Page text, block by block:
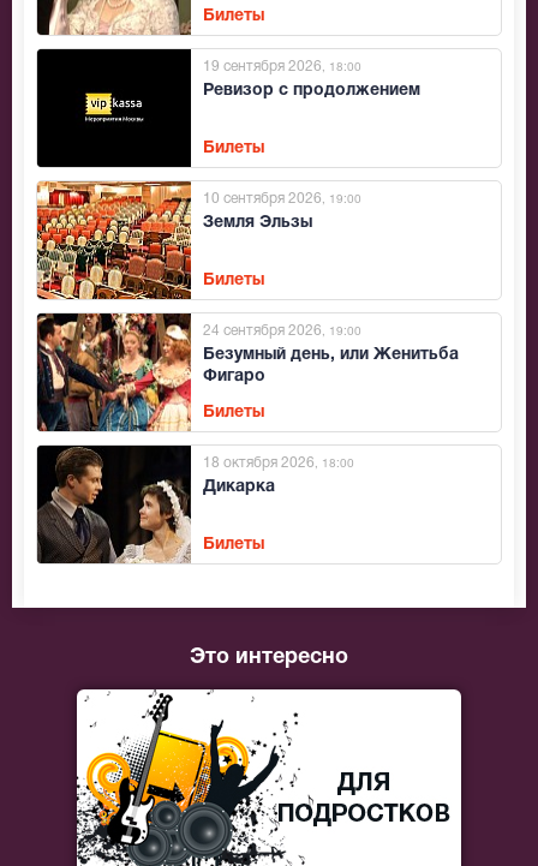
Билеты
Ревизор с продолжением
19 сентября 2026 , 18:00
Билеты
Земля Эльзы
10 сентября 2026 , 19:00
Билеты
Безумный день, или Женитьба
Фигаро
24 сентября 2026 , 19:00
Билеты
Дикарка
18 октября 2026 , 18:00
Билеты
Это интересно